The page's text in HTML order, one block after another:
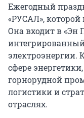
Ежегодный
«РУСАЛ», которой
Она входит в «Эн
электроэнергии.
сфере
горнорудной
логистики и
отраслях.